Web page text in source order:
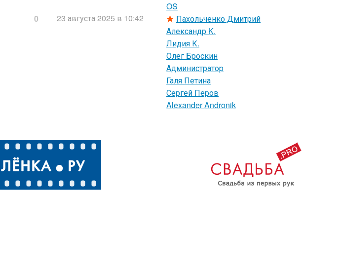
OS
Пахольченко Дмитрий
Александр K.
Лидия К.
Олег Броскин
Администратор
Галя Петина
Сергей Перов
Alexander Andronik
23 августа 2025 в 10:42
0